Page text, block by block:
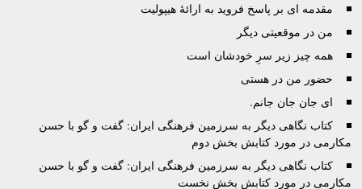
مقدمه ای بر پاسخ فروید به ارائۀ هیپولیت
من در موقعیتی دیگر
همه چیز زیر سرِ خودشان است
حضور من در هستی
اى جان جان جانم.
کتاب نگاهی دیگر به سرزمین فرهنگی ایران: گفت و گو با حسن
مکارمی در مورد کتابش بخش دوم
کتاب نگاهی دیگر به سرزمین فرهنگی ایران: گفت و گو با حسن
مکارمی در مورد کتابش بخش نخست